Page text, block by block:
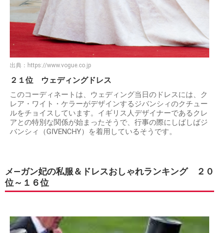
出典： https://www.vogue.co.jp
２１位 ウェディングドレス
このコーディネートは、ウェディング当日のドレスには、ク
レア・ワイト・ケラーがデザインするジバンシィのクチュー
ルをチョイスしています。イギリス人デザイナーであるクレ
アとの特別な関係が始まったそうで、行事の際にしばしばジ
バンシィ（GIVENCHY）を着用しているそうです。
メ―ガン妃の私服＆ドレスおしゃれランキング ２０
位～１６位